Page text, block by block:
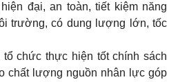
đại, an toàn, tiết kiệm năng
trường, có dung lượng lớn, tốc
chức thực hiện tốt chính sách
chất lượng nguồn nhân lực góp